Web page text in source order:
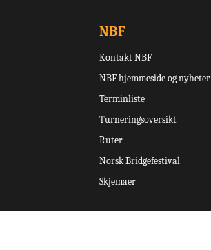
NBF
Kontakt NBF
NBF hjemmeside og nyheter
Terminliste
Turneringsoversikt
Ruter
Norsk Bridgefestival
Skjemaer